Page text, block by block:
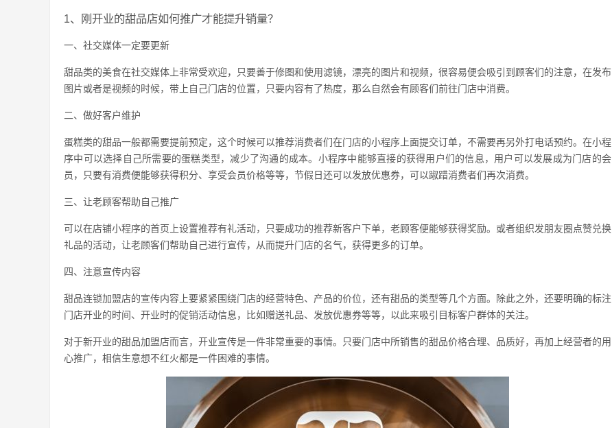
1、刚开业的甜品店如何推广才能提升销量？
一、社交媒体一定要更新
甜品类的美食在社交媒体上非常受欢迎，只要善于修图和使用滤镜，漂亮的图片和视频，很容易便会吸引到顾客们的注意，在发布
图片或者是视频的时候，带上自己门店的位置，只要内容有了热度，那么自然会有顾客们前往门店中消费。
二、做好客户维护
蛋糕类的甜品一般都需要提前预定，这个时候可以推荐消费者们在门店的小程序上面提交订单，不需要再另外打电话预约。在小程
序中可以选择自己所需要的蛋糕类型，减少了沟通的成本。小程序中能够直接的获得用户们的信息，用户可以发展成为门店的会
员，只要有消费便能够获得积分、享受会员价格等等，节假日还可以发放优惠券，可以踧踖消费者们再次消费。
三、让老顾客帮助自己推广
可以在店铺小程序的首页上设置推荐有礼活动，只要成功的推荐新客户下单，老顾客便能够获得奖励。或者组织发朋友圈点赞兑换
礼品的活动，让老顾客们帮助自己进行宣传，从而提升门店的名气，获得更多的订单。
四、注意宣传内容
甜品连锁加盟店的宣传内容上要紧紧围绕门店的经营特色、产品的价位，还有甜品的类型等几个方面。除此之外，还要明确的标注
门店开业的时间、开业时的促销活动信息，比如赠送礼品、发放优惠券等等，以此来吸引目标客户群体的关注。
对于新开业的甜品加盟店而言，开业宣传是一件非常重要的事情。只要门店中所销售的甜品价格合理、品质好，再加上经营者的用
心推广，相信生意想不红火都是一件困难的事情。